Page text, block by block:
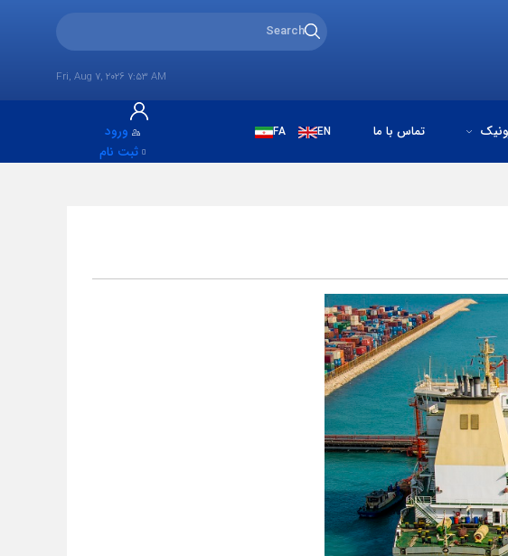
Fri, Aug 7, 2026 7:53 AM
تماس با ما EN
FA
ورود
ثبت نام